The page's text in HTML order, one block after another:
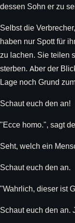
dessen Sohn er zu
Selbst die
haben nur Spott für
zu lachen. Sie teilen
sterben. Aber der
Lage noch Grund
Schaut euch den an!
"Ecce homo.", sagt
Seht, welch ein
Schaut euch den an.
"Wahrlich, dieser ist
Schaut euch den an.